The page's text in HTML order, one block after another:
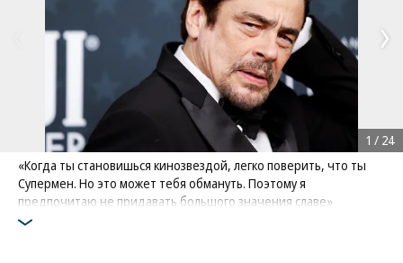
«Когда ты становишься кинозвездой, легко поверить, что ты
Супермен. Но это может тебя обмануть. Поэтому я
предпочитаю не придавать большого значения славе»
Бенисио дель Торо на вручении Critics’ Choice Awards в Санта-
1 / 24